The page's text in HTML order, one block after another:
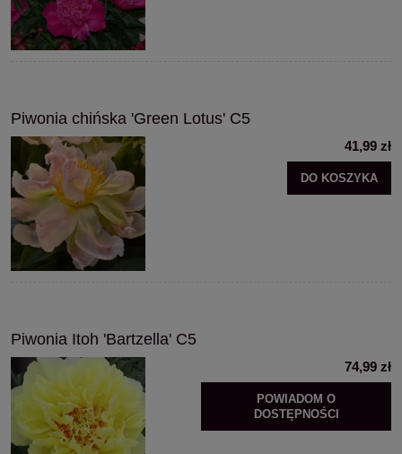
Piwonia chińska 'Green Lotus' C5
41,99 zł
DO KOSZYKA
Piwonia Itoh 'Bartzella' C5
74,99 zł
POWIADOM O
DOSTĘPNOŚCI